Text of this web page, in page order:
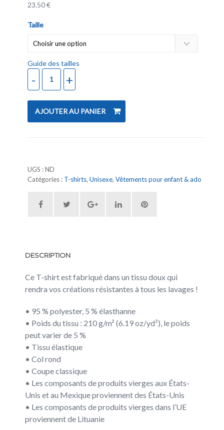
23.50€
Taille
Guide des tailles
AJOUTER AU PANIER
UGS :ND
Catégories : T-shirts, Unisexe, Vêtements pour enfant & ado
DESCRIPTION
Ce T-shirt est fabriqué dans un tissu doux qui
rendra vos créations résistantes à tous les lavages !
• 95 % polyester, 5 % élasthanne
• Poids du tissu : 210 g/m² (6.19 oz/yd²), le poids
peut varier de 5 %
• Tissu élastique
• Col rond
• Coupe classique
• Les composants de produits vierges aux États-
Unis et au Mexique proviennent des États-Unis
• Les composants de produits vierges dans l’UE
proviennent de Lituanie